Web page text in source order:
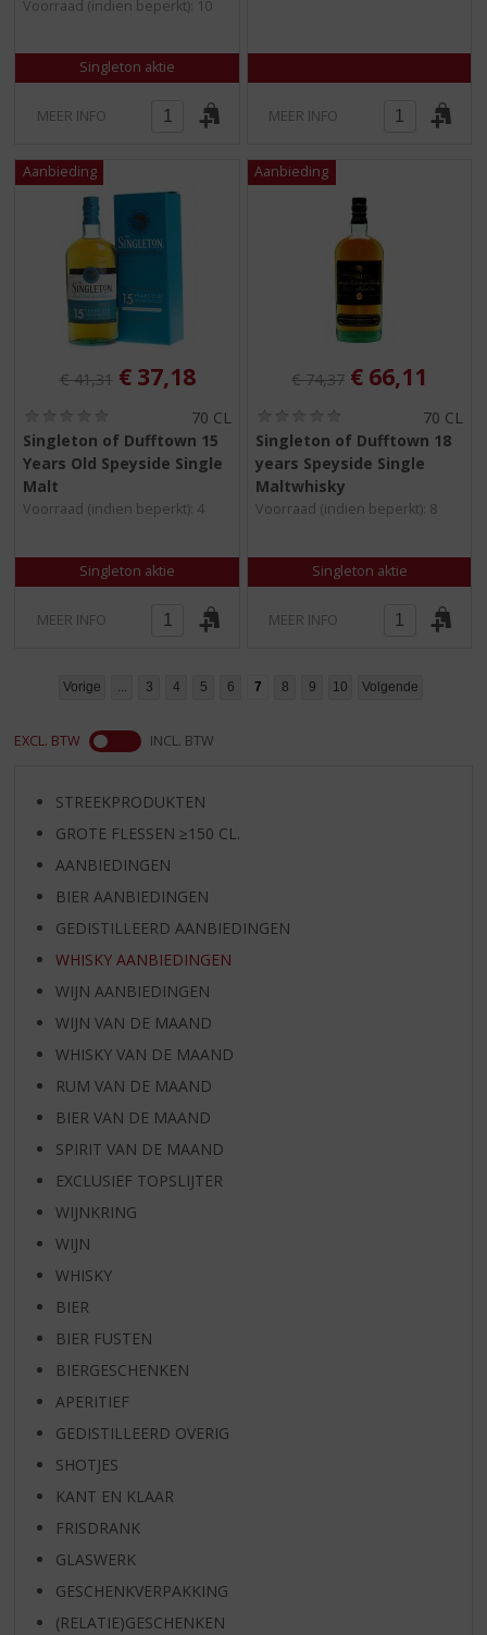
)
Voorraad (indien beperkt): 10
Singleton aktie
MEER INFO MEER INFO
Originele prijs was:
€41,31 , Huidige prijs is:
€ 37,18
,
0
)
70 CL
Singleton of Dufftown 15
Years Old Speyside Single
Malt
Voorraad (indien beperkt): 4
Singleton aktie
MEER INFO
Originele prijs was:
€74,37 , Huidige
€ 66,11
,
0
)
70 CL
Singleton of Dufftown 18
years Speyside Single
Maltwhisky
Voorraad (indien beperkt): 8
Singleton aktie
MEER INFO
Vorige ... 3 4 5 6 7 8 9 10 Volgende
EXCL. BTW INCL. BTW
STREEKPRODUKTEN
GROTE FLESSEN ≥150 CL.
AANBIEDINGEN
BIER AANBIEDINGEN
GEDISTILLEERD AANBIEDINGEN
WHISKY AANBIEDINGEN
WIJN AANBIEDINGEN
WIJN VAN DE MAAND
WHISKY VAN DE MAAND
RUM VAN DE MAAND
BIER VAN DE MAAND
SPIRIT VAN DE MAAND
EXCLUSIEF TOPSLIJTER
WIJNKRING
WIJN
WHISKY
BIER
BIER FUSTEN
BIERGESCHENKEN
APERITIEF
GEDISTILLEERD OVERIG
SHOTJES
KANT EN KLAAR
FRISDRANK
GLASWERK
GESCHENKVERPAKKING
(RELATIE)GESCHENKEN